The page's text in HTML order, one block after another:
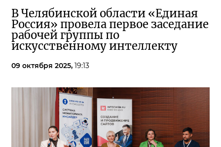
В Челябинской области «Единая
Россия» провела первое заседание
рабочей группы по
искусственному интеллекту
09 октября 2025, 19:13